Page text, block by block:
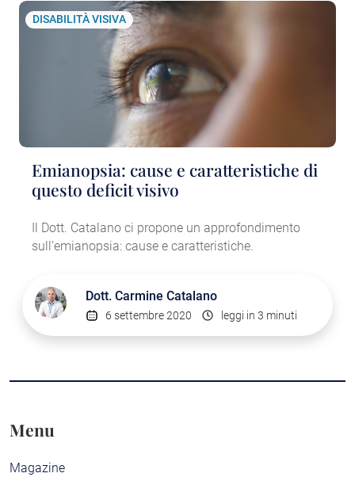
DISABILITÀ VISIVA
Emianopsia: cause e caratteristiche di
questo deficit visivo
Il Dott. Catalano ci propone un approfondimento
sull’emianopsia: cause e caratteristiche.
Dott. Carmine Catalano
6 settembre 2020 leggi in 3 minuti
Menu
Magazine